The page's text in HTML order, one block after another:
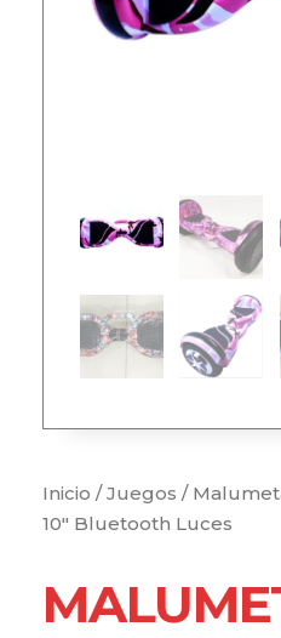
Inicio /Juegos /
10″ Bluetooth Luces